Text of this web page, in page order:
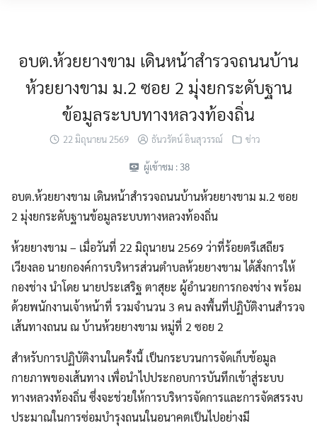
อบต.ห้วยยางขาม เดินหน้าสำรวจถนนบ้าน
ห้วยยางขาม ม.2 ซอย 2 มุ่งยกระดับฐาน
ข้อมูลระบบทางหลวงท้องถิ่น
22 มิถุนายน 2569 ธันวรัตน์ อินสุวรรณ์ ข่าว
ผู้เข้าชม : 38
อบต.ห้วยยางขาม เดินหน้าสำรวจถนนบ้านห้วยยางขาม ม.2 ซอย
2 มุ่งยกระดับฐานข้อมูลระบบทางหลวงท้องถิ่น
ห้วยยางขาม – เมื่อวันที่ 22 มิถุนายน 2569 ว่าที่ร้อยตรีเสถียร
เวียงลอ นายกองค์การบริหารส่วนตำบลห้วยยางขาม ได้สั่งการให้
กองช่าง นำโดย นายประเสริฐ ตาสุยะ ผู้อำนวยการกองช่าง พร้อม
ด้วยพนักงานเจ้าหน้าที่ รวมจำนวน 3 คน ลงพื้นที่ปฏิบัติงานสำรวจ
เส้นทางถนน ณ บ้านห้วยยางขาม หมู่ที่ 2 ซอย 2
สำหรับการปฏิบัติงานในครั้งนี้ เป็นกระบวนการจัดเก็บข้อมูล
กายภาพของเส้นทาง เพื่อนำไปประกอบการบันทึกเข้าสู่ระบบ
ทางหลวงท้องถิ่น ซึ่งจะช่วยให้การบริหารจัดการและการจัดสรรงบ
ประมาณในการซ่อมบำรุงถนนในอนาคตเป็นไปอย่างมี